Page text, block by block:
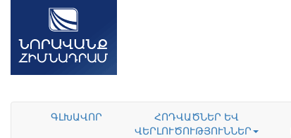
ԳԼԽԱՎՈՐ
ՀՈԴՎԱԾՆԵՐ ԵՎ
ՎԵՐԼՈՒԾՈՒԹՅՈՒՆՆԵՐ